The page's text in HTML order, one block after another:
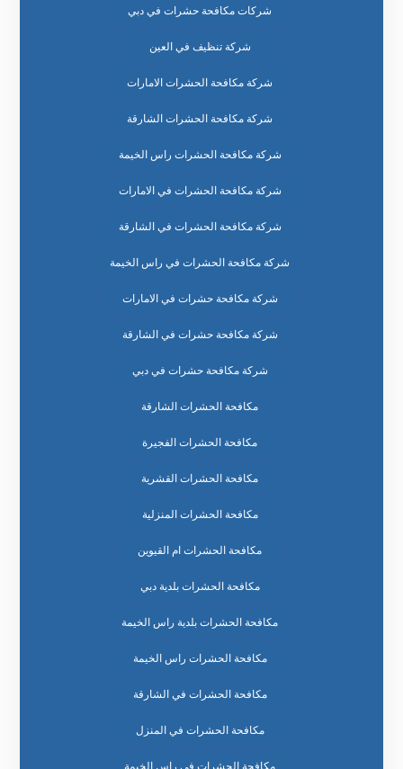
شركات مكافحة حشرات في دبي
شركة تنظيف في العين
شركة مكافحة الحشرات الامارات
شركة مكافحة الحشرات الشارقة
شركة مكافحة الحشرات راس الخيمة
شركة مكافحة الحشرات في الامارات
شركة مكافحة الحشرات في الشارقة
شركة مكافحة الحشرات في راس الخيمة
شركة مكافحة حشرات في الامارات
شركة مكافحة حشرات في الشارقة
شركة مكافحة حشرات في دبي
مكافحة الحشرات الشارقة
مكافحة الحشرات الفجيرة
مكافحة الحشرات القشرية
مكافحة الحشرات المنزلية
مكافحة الحشرات ام القيوين
مكافحة الحشرات بلدية دبي
مكافحة الحشرات بلدية راس الخيمة
مكافحة الحشرات راس الخيمة
مكافحة الحشرات في الشارقة
مكافحة الحشرات في المنزل